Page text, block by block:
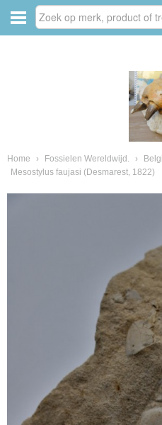
Home › Fossielen Wereldwijd. ›
Mesostylus faujasi (Desmarest, 1822)
van fossielen en mineralen